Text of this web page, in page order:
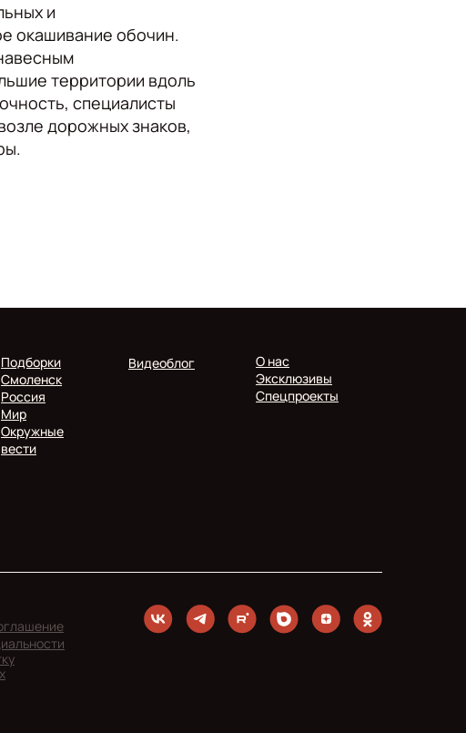
и
окашивание обочин.
территории вдоль
специалисты
дорожных знаков,
Подборки
Смоленск
Россия
Мир
Окружные
вести
Видеоблог
О нас
Эксклюзивы
Спецпроекты